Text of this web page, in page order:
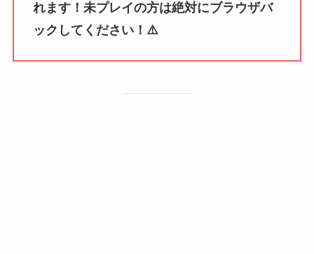
れます！未プレイの方は絶対にブラウザバ
ックしてください！⚠️